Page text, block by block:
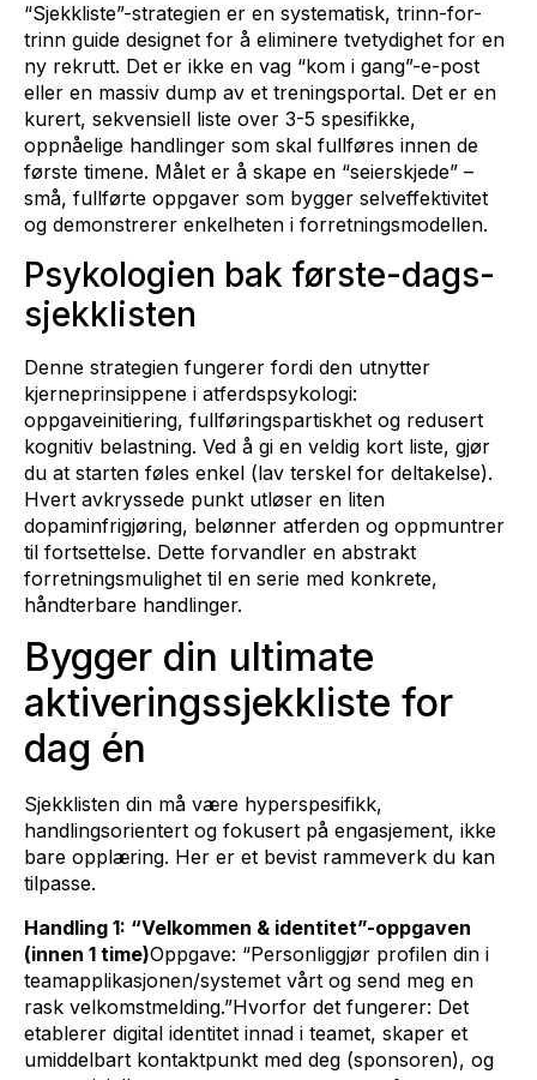
“Sjekkliste”-strategien er en systematisk, trinn-for-
trinn guide designet for å eliminere tvetydighet for en
ny rekrutt. Det er ikke en vag “kom i gang”-e-post
eller en massiv dump av et treningsportal. Det er en
kurert, sekvensiell liste over 3-5 spesifikke,
oppnåelige handlinger som skal fullføres innen de
første timene. Målet er å skape en “seierskjede” –
små, fullførte oppgaver som bygger selveffektivitet
og demonstrerer enkelheten i forretningsmodellen.
Psykologien bak første-dags-
sjekklisten
Denne strategien fungerer fordi den utnytter
kjerneprinsippene i atferdspsykologi:
oppgaveinitiering, fullføringspartiskhet og redusert
kognitiv belastning. Ved å gi en veldig kort liste, gjør
du at starten føles enkel (lav terskel for deltakelse).
Hvert avkryssede punkt utløser en liten
dopaminfrigjøring, belønner atferden og oppmuntrer
til fortsettelse. Dette forvandler en abstrakt
forretningsmulighet til en serie med konkrete,
håndterbare handlinger.
Bygger din ultimate
aktiveringssjekkliste for
dag én
Sjekklisten din må være hyperspesifikk,
handlingsorientert og fokusert på engasjement, ikke
bare opplæring. Her er et bevist rammeverk du kan
tilpasse.
Handling 1: “Velkommen & identitet”-oppgaven
(innen 1 time)Oppgave: “Personliggjør profilen din i
teamapplikasjonen/systemet vårt og send meg en
rask velkomstmelding.”Hvorfor det fungerer: Det
etablerer digital identitet innad i teamet, skaper et
umiddelbart kontaktpunkt med deg (sponsoren), og